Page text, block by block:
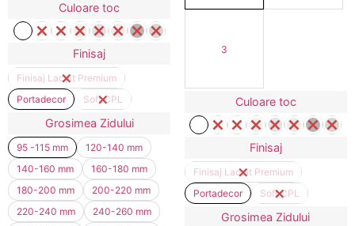
Culoare toc
Finisaj
Finisaj Lacuit Premium
Portadecor
Soft CPL
Grosimea Zidului
95 -115 mm
120-140 mm
140-160 mm
160-180 mm
180-200 mm
200-220 mm
220-240 mm
240-260 mm
3
Culoare toc
Finisaj
Finisaj Lacuit Premium
Portadecor
Soft CPL
Grosimea Zidului